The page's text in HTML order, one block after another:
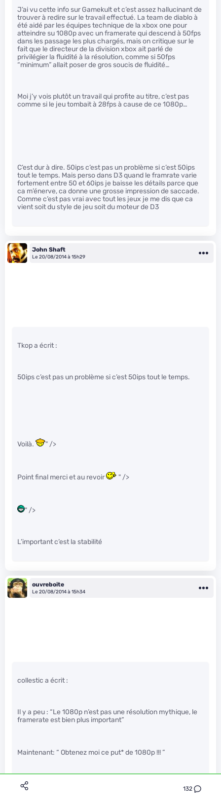
132
J’ai vu cette info sur Gamekult et c’est assez hallucinant de
trouver à redire sur le travail effectué. La team de diablo à
été aidé par les équipes technique de la xbox one pour
atteindre su 1080p avec un framerate qui descend à 50fps
dans les passage les plus chargés, mais on critique sur le
fait que le directeur de la division xbox ait parlé de
privilégier la fluidité à la résolution, comme si 50fps
“minimum” allait poser de gros soucis de fluidité…
Moi j’y vois plutôt un travail qui profite au titre, c’est pas
comme si le jeu tombait à 28fps à cause de ce 1080p…
C’est dur à dire. 50ips c’est pas un problème si c’est 50ips
tout le temps. Mais perso dans D3 quand le framrate varie
fortement entre 50 et 60ips je baisse les détails parce que
ca m’énerve, ca donne une grosse impression de saccade.
Comme c’est pas vrai avec tout les jeux je me dis que ca
vient soit du style de jeu soit du moteur de D3
John Shaft
Le 20/08/2014 à 15h29
Tkop a écrit :
50ips c’est pas un problème si c’est 50ips tout le temps.
Voilà. " />
Point final merci et au revoir " />
" />
L’important c’est la stabilité
ouvreboite
Le 20/08/2014 à 15h34
collestic a écrit :
Il y a peu : “Le 1080p n’est pas une résolution mythique, le
framerate est bien plus important”
Maintenant: “ Obtenez moi ce put* de 1080p !!! ”
conséquence : Baisse de framerate.